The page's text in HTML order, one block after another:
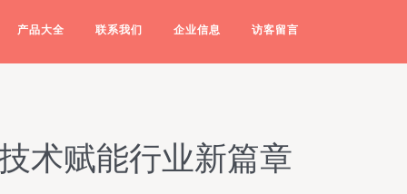
产品大全 联系我们 企业信息 访客留言
术赋能行业新篇章